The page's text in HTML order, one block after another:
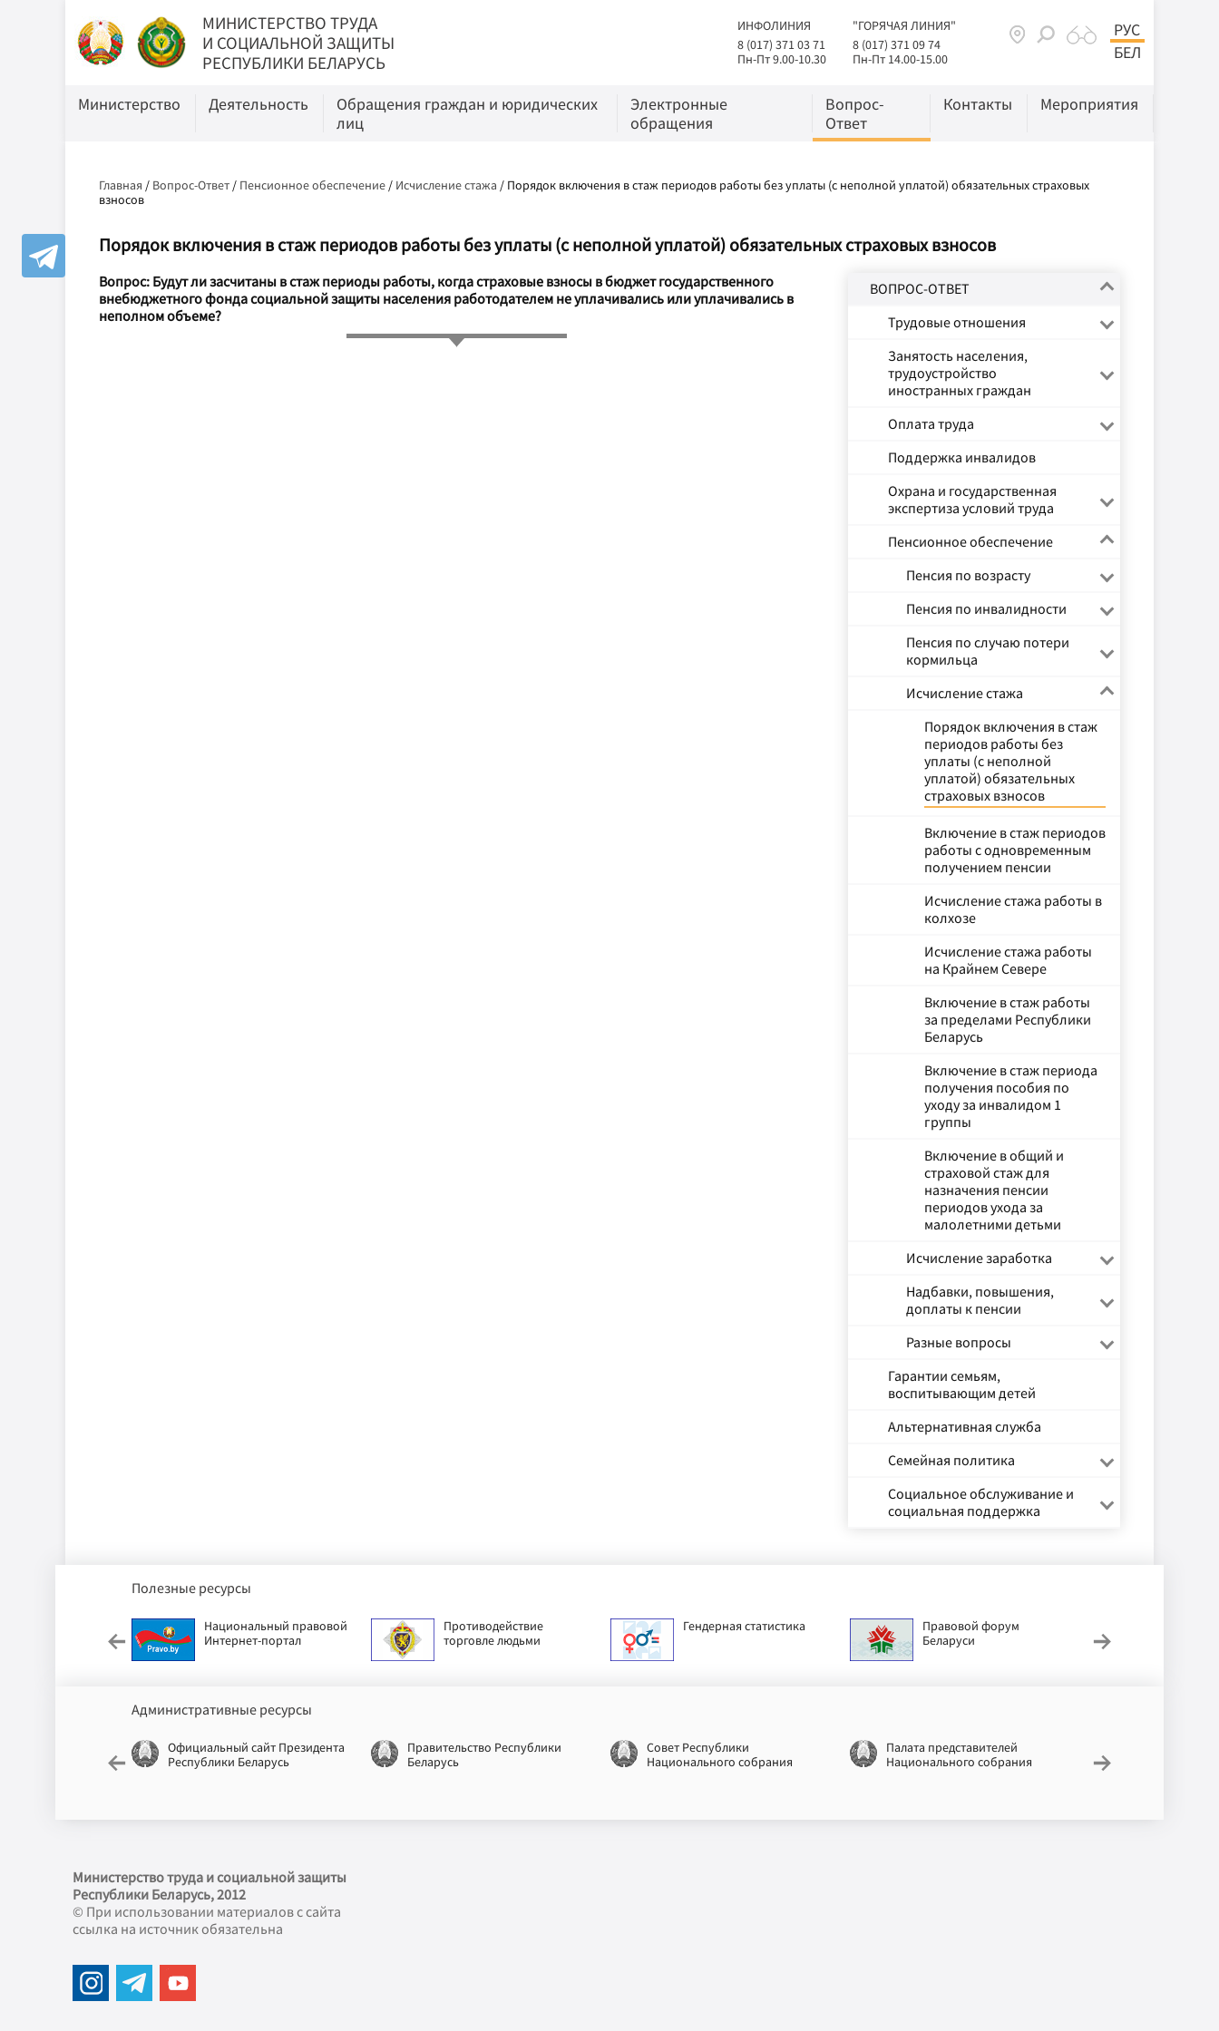
МИНИСТЕРСТВО ТРУДА
И СОЦИАЛЬНОЙ ЗАЩИТЫ
РЕСПУБЛИКИ БЕЛАРУСЬ
ИНФОЛИНИЯ
8 (017) 371 03 71
Пн-Пт 9.00-10.30
"ГОРЯЧАЯ ЛИНИЯ"
8 (017) 371 09 74
Пн-Пт 14.00-15.00
РУС
БЕЛ
Министерство Деятельность
Обращения граждан и юридических
лиц
Электронные
обращения
Вопрос-
Ответ
Контакты Мероприятия
Главная / Вопрос-Ответ / Пенсионное обеспечение / Исчисление стажа / Порядок включения в стаж периодов работы без уплаты (с неполной уплатой) обязательных страховых
взносов
Порядок включения в стаж периодов работы без уплаты (с неполной уплатой) обязательных страховых взносов
Вопрос: Будут ли засчитаны в стаж периоды работы, когда страховые взносы в бюджет государственного
внебюджетного фонда социальной защиты населения работодателем не уплачивались или уплачивались в
неполном объеме?
ВОПРОС-ОТВЕТ
Трудовые отношения
Занятость населения,
трудоустройство
иностранных граждан
Оплата труда
Поддержка инвалидов
Охрана и государственная
экспертиза условий труда
Пенсионное обеспечение
Пенсия по возрасту
Пенсия по инвалидности
Пенсия по случаю потери
кормильца
Исчисление стажа
Порядок включения в стаж
периодов работы без
уплаты (с неполной
уплатой) обязательных
страховых взносов
Включение в стаж периодов
работы с одновременным
получением пенсии
Исчисление стажа работы в
колхозе
Исчисление стажа работы
на Крайнем Севере
Включение в стаж работы
за пределами Республики
Беларусь
Включение в стаж периода
получения пособия по
уходу за инвалидом 1
группы
Включение в общий и
страховой стаж для
назначения пенсии
периодов ухода за
малолетними детьми
Исчисление заработка
Надбавки, повышения,
доплаты к пенсии
Разные вопросы
Гарантии семьям,
воспитывающим детей
Альтернативная служба
Семейная политика
Социальное обслуживание и
социальная поддержка
Полезные ресурсы
Национальный правовой
Интернет-портал
Противодействие
торговле людьми
Гендерная статистика
Правовой форум
Беларуси
Административные ресурсы
Официальный сайт Президента
Республики Беларусь
Правительство Республики
Беларусь
Совет Республики
Национального собрания
Палата представителей
Национального собрания
Министерство труда и социальной защиты
Республики Беларусь, 2012
© При использовании материалов с сайта
ссылка на источник обязательна